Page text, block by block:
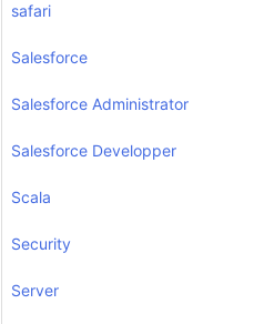
safari
Salesforce
Salesforce Administrator
Salesforce Developper
Scala
Security
Server